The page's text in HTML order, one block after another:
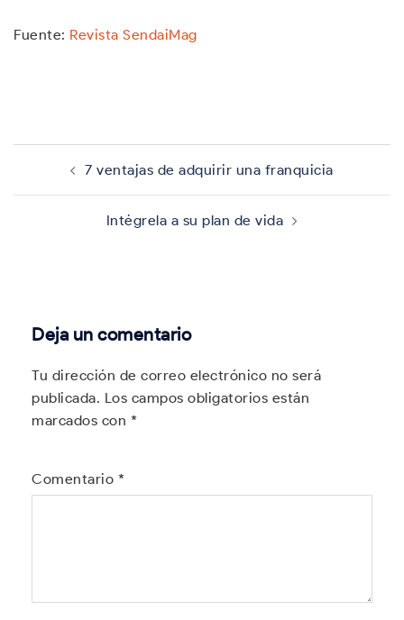
Fuente: Revista SendaiMag
Navegación
entradas
7 ventajas de adquirir una franquicia
Intégrela a su plan de vida
Deja un comentario
Tu dirección de correo electrónico no será
publicada. Los campos obligatorios están
marcados con *
Comentario *